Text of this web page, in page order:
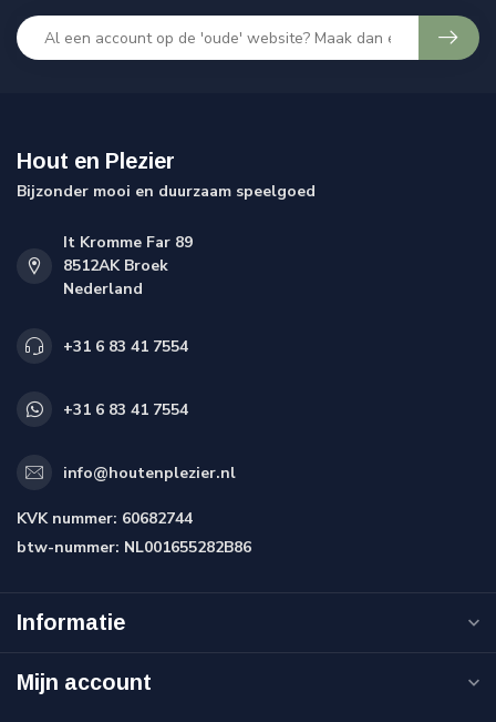
Hout en Plezier
Bijzonder mooi en duurzaam speelgoed
It Kromme Far 89
8512AK Broek
Nederland
+31 6 83 41 7554
+31 6 83 41 7554
info@houtenplezier.nl
KVK nummer: 60682744
btw-nummer: NL001655282B86
Informatie
Mijn account